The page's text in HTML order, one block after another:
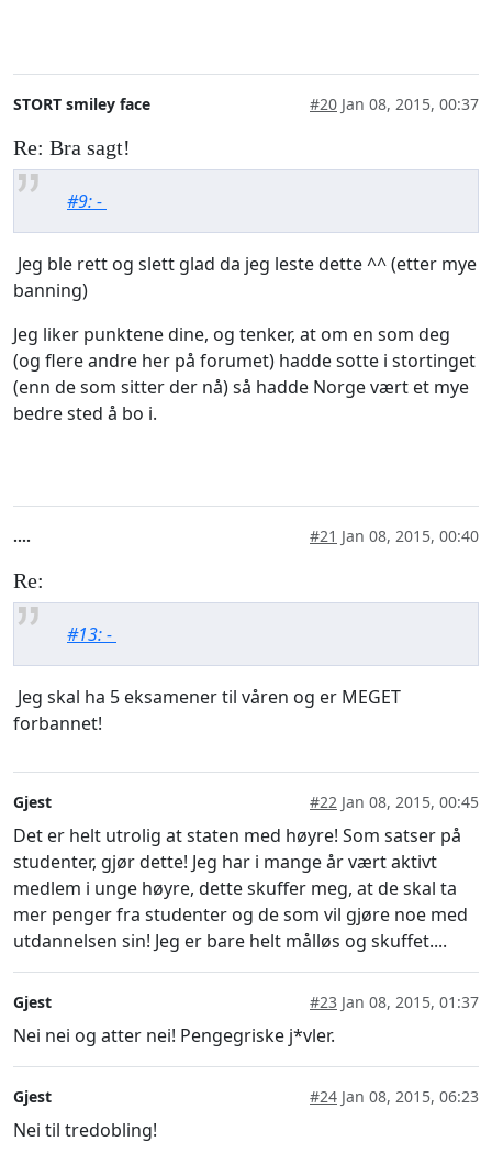
STORT smiley face #20 Jan 08, 2015, 00:37
Re: Bra sagt!
#9: -
Jeg ble rett og slett glad da jeg leste dette ^^ (etter mye
banning)
Jeg liker punktene dine, og tenker, at om en som deg
(og flere andre her på forumet) hadde sotte i stortinget
(enn de som sitter der nå) så hadde Norge vært et mye
bedre sted å bo i.
.... #21 Jan 08, 2015, 00:40
Re:
#13: -
Jeg skal ha 5 eksamener til våren og er MEGET
forbannet!
Gjest #22 Jan 08, 2015, 00:45
Det er helt utrolig at staten med høyre! Som satser på
studenter, gjør dette! Jeg har i mange år vært aktivt
medlem i unge høyre, dette skuffer meg, at de skal ta
mer penger fra studenter og de som vil gjøre noe med
utdannelsen sin! Jeg er bare helt målløs og skuffet....
Gjest #23 Jan 08, 2015, 01:37
Nei nei og atter nei! Pengegriske j*vler.
Gjest #24 Jan 08, 2015, 06:23
Nei til tredobling!